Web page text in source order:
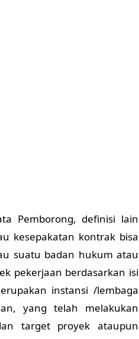
Pemborong, definisi lain
kesepakatan kontrak bisa
suatu badan hukum atau
pekerjaan berdasarkan isi
instansi /lembaga
yang telah melakukan
target proyek ataupun